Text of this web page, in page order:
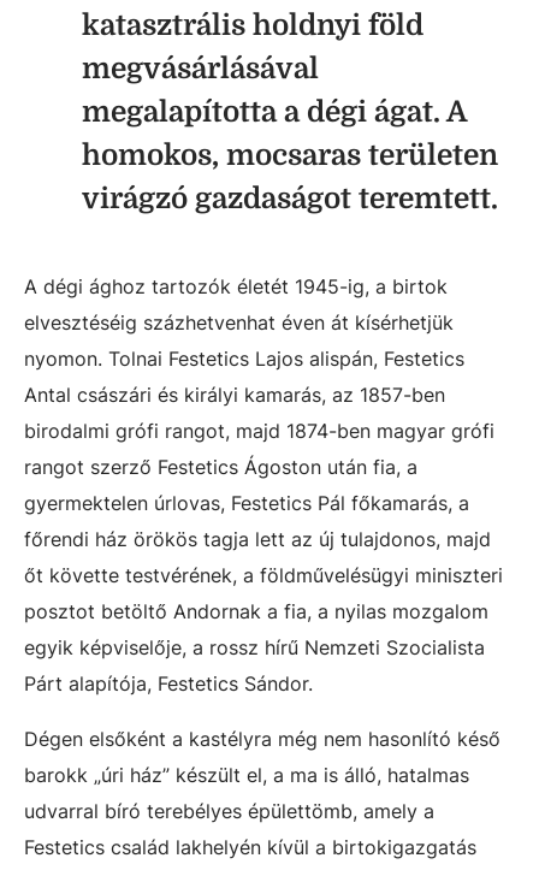
katasztrális holdnyi föld
megvásárlásával
megalapította a dégi ágat. A
homokos, mocsaras területen
virágzó gazdaságot teremtett.
A dégi ághoz tartozók életét 1945-ig, a birtok
elvesztéséig százhetvenhat éven át kísérhetjük
nyomon. Tolnai Festetics Lajos alispán, Festetics
Antal császári és királyi kamarás, az 1857-ben
birodalmi grófi rangot, majd 1874-ben magyar grófi
rangot szerző Festetics Ágoston után fia, a
gyermektelen úrlovas, Festetics Pál főkamarás, a
főrendi ház örökös tagja lett az új tulajdonos, majd
őt követte testvérének, a földművelésügyi miniszteri
posztot betöltő Andornak a fia, a nyilas mozgalom
egyik képviselője, a rossz hírű Nemzeti Szocialista
Párt alapítója, Festetics Sándor.
Dégen elsőként a kastélyra még nem hasonlító késő
barokk „úri ház” készült el, a ma is álló, hatalmas
udvarral bíró terebélyes épülettömb, amely a
Festetics család lakhelyén kívül a birtokigazgatás